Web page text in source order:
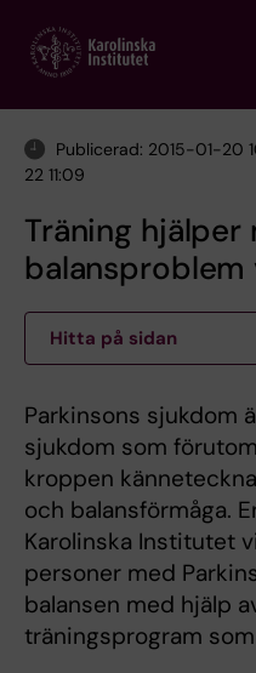
main
Publicerad: 2015-01-20
22 11:09
Träning
balansproblem
Hitta på sidan
Parkinsons sjukdom
sjukdom som
kroppen
och balansförmåga.
Karolinska Institutet
personer med
balansen med hjälp
träningsprogram